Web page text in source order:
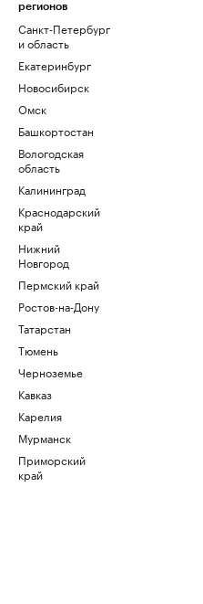
регионов
Санкт-Петербург
и область
Екатеринбург
Новосибирск
Омск
Башкортостан
Вологодская
область
Калининград
Краснодарский
край
Нижний
Новгород
Пермский край
Ростов-на-Дону
Татарстан
Тюмень
Черноземье
Кавказ
Карелия
Мурманск
Приморский
край